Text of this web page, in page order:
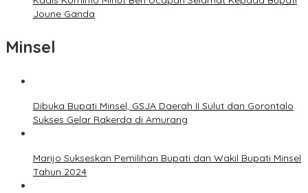
Joune Ganda
Minsel
Dibuka Bupati Minsel, GSJA Daerah II Sulut dan Gorontalo
Sukses Gelar Rakerda di Amurang
Marijo Sukseskan Pemilihan Bupati dan Wakil Bupati Minsel
Tahun 2024